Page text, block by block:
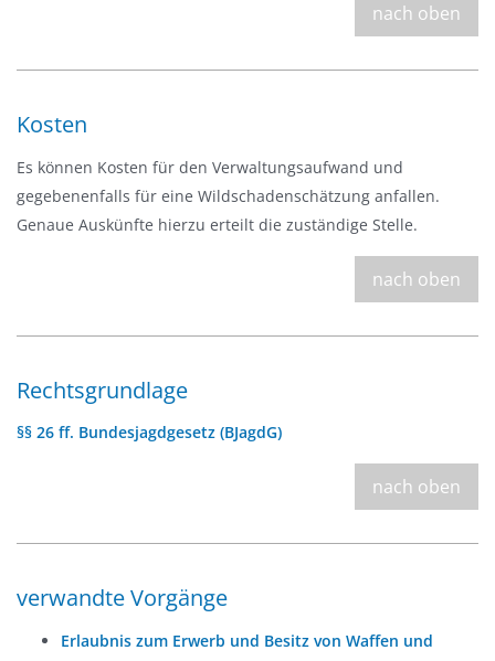
nach oben
Kosten
Es können Kosten für den Verwaltungsaufwand und
gegebenenfalls für eine Wildschadenschätzung anfallen.
Genaue Auskünfte hierzu erteilt die zuständige Stelle.
nach oben
Rechtsgrundlage
§§ 26 ff. Bundesjagdgesetz (BJagdG)
nach oben
verwandte Vorgänge
Erlaubnis zum Erwerb und Besitz von Waffen und